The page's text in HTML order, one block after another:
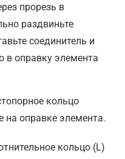
прорезь в
раздвиньте
соединитель и
в оправку элемента
кольцо
на оправке элемента.
кольцо (L)